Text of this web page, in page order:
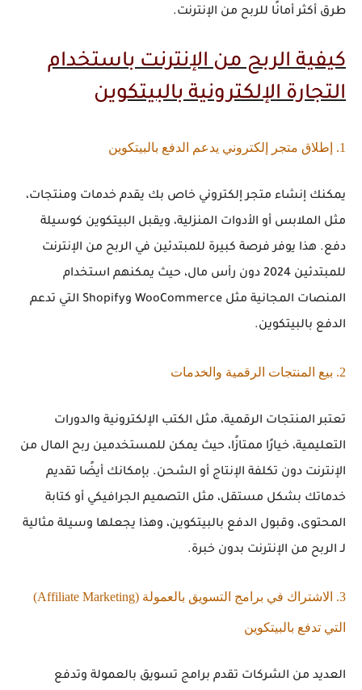
طرق أكثر أمانًا للربح من الإنترنت.
كيفية الربح من الإنترنت باستخدام
التجارة الإلكترونية بالبيتكوين
1. إطلاق متجر إلكتروني يدعم الدفع بالبيتكوين
يمكنك إنشاء متجر إلكتروني خاص بك يقدم خدمات ومنتجات،
مثل الملابس أو الأدوات المنزلية، ويقبل البيتكوين كوسيلة
دفع. هذا يوفر فرصة كبيرة للمبتدئين في الربح من الإنترنت
للمبتدئين 2024
دون رأس مال، حيث يمكنهم استخدام
المنصات المجانية مثل WooCommerce وShopify التي تدعم
الدفع بالبيتكوين.
2. بيع المنتجات الرقمية والخدمات
تعتبر المنتجات الرقمية، مثل الكتب الإلكترونية والدورات
التعليمية، خيارًا ممتازًا، حيث يمكن للمستخدمين ربح المال من
الإنترنت دون تكلفة الإنتاج أو الشحن. بإمكانك أيضًا تقديم
خدماتك بشكل مستقل، مثل التصميم الجرافيكي أو كتابة
المحتوى، وقبول الدفع بالبيتكوين، وهذا يجعلها وسيلة مثالية
لـ الربح من الإنترنت بدون خبرة.
3. الاشتراك في برامج التسويق بالعمولة (Affiliate Marketing)
التي تدفع بالبيتكوين
العديد من الشركات تقدم برامج تسويق بالعمولة وتدفع